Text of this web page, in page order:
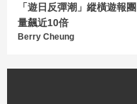
「遊日反彈潮」縱橫遊報團
量飆近10倍
Berry Cheung